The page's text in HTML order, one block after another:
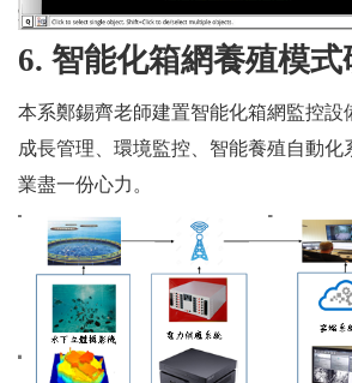
6. 智能化箱網養殖模式
本系鄭錫齊老師建置智能化箱網監控設
成長管理、環境監控、智能養殖自動化
業盡一份心力。